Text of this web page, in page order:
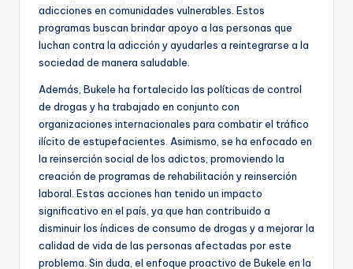
adicciones en comunidades vulnerables. Estos
programas buscan brindar apoyo a las personas que
luchan contra la adicción y ayudarles a reintegrarse a la
sociedad de manera saludable.
Además, Bukele ha fortalecido las políticas de control
de drogas y ha trabajado en conjunto con
organizaciones internacionales para combatir el tráfico
ilícito de estupefacientes. Asimismo, se ha enfocado en
la reinserción social de los adictos, promoviendo la
creación de programas de rehabilitación y reinserción
laboral. Estas acciones han tenido un impacto
significativo en el país, ya que han contribuido a
disminuir los índices de consumo de drogas y a mejorar la
calidad de vida de las personas afectadas por este
problema. Sin duda, el enfoque proactivo de Bukele en la